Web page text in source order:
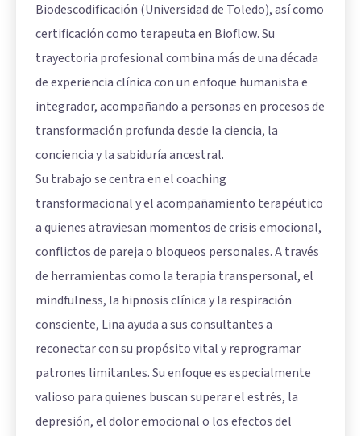
Biodescodificación (Universidad de Toledo), así como
certificación como terapeuta en Bioflow. Su
trayectoria profesional combina más de una década
de experiencia clínica con un enfoque humanista e
integrador, acompañando a personas en procesos de
transformación profunda desde la ciencia, la
conciencia y la sabiduría ancestral.
Su trabajo se centra en el coaching
transformacional y el acompañamiento terapéutico
a quienes atraviesan momentos de crisis emocional,
conflictos de pareja o bloqueos personales. A través
de herramientas como la terapia transpersonal, el
mindfulness, la hipnosis clínica y la respiración
consciente, Lina ayuda a sus consultantes a
reconectar con su propósito vital y reprogramar
patrones limitantes. Su enfoque es especialmente
valioso para quienes buscan superar el estrés, la
depresión, el dolor emocional o los efectos del